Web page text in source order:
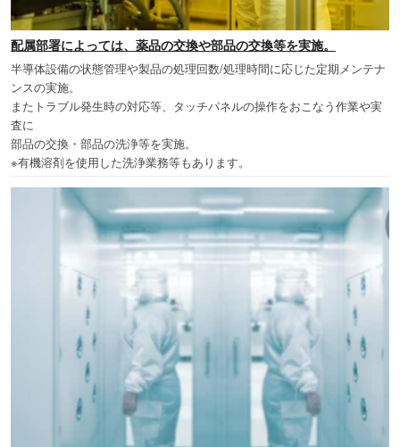
配属部署によっては、薬品の交換や部品の交換等を実施。
半導体設備の状態管理や製品の処理回数/処理時間に応じた定期メンテナ
ンスの実施。
またトラブル発生時の対応等、タッチパネルの操作をおこなう作業や実
査に
部品の交換・部品の洗浄等を実施。
※有機溶剤を使用した洗浄業務等もあります。